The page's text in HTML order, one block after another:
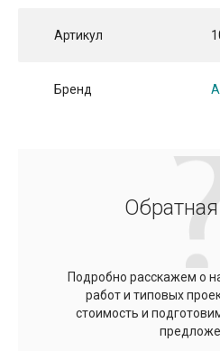
Артикул
Бренд
Подробно расскажем о
работ и типовых
стоимость и